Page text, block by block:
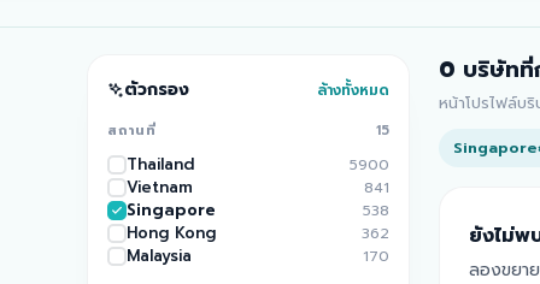
ตัวกรอง ล้างทั้งหมด
สถานที่ 15
Thailand 5900
Vietnam 841
Singapore 538
Hong Kong 362
Malaysia 170
0 บริษัทที่
หน้าโปรไฟล์บ
Singapore
ยังไม่พ
ลองขยา